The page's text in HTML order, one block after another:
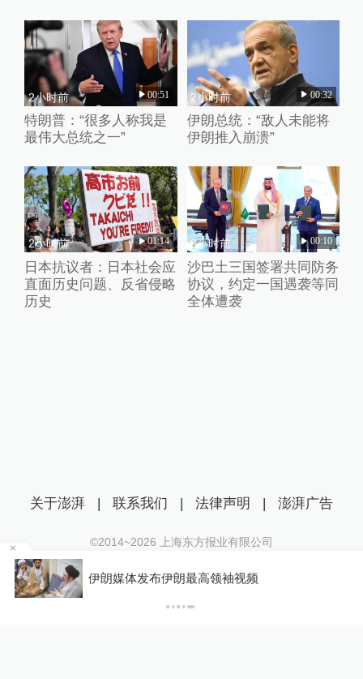
2小时前 00:51
特朗普：“很多人称我是
最伟大总统之一”
2小时前 00:32
伊朗总统：“敌人未能将
伊朗推入崩溃”
2小时前 01:14
日本抗议者：日本社会应
直面历史问题、反省侵略
历史
3小时前 00:10
沙巴土三国签署共同防务
协议，约定一国遇袭等同
全体遭袭
伊朗媒体发布伊朗最高领袖视频
关于澎湃 | 联系我们 | 法律声明 | 澎湃广告
©2014~2026 上海东方报业有限公司
沪ICP证：沪B2-20170116 | 沪ICP备14003370号
互联网新闻信息服务许可证：31120170006
沪公网安备 31010602000299号